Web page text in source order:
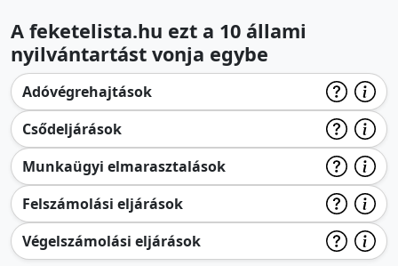
A feketelista.hu ezt a 10 állami
nyilvántartást vonja egybe
Adóvégrehajtások
Csődeljárások
Munkaügyi elmarasztalások
Felszámolási eljárások
Végelszámolási eljárások